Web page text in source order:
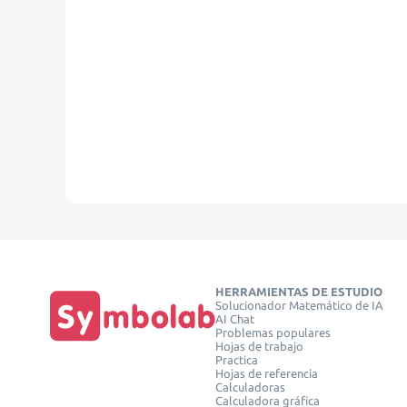
HERRAMIENTAS DE ESTUDIO
Solucionador Matemático de IA
AI Chat
Problemas populares
Hojas de trabajo
Practica
Hojas de referencia
Calculadoras
Calculadora gráfica